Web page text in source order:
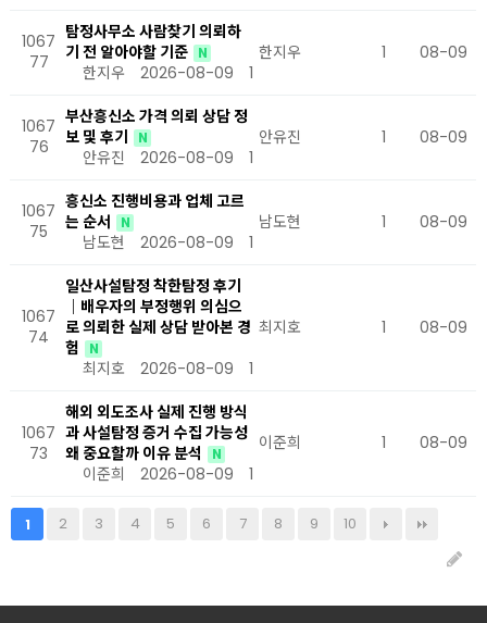
1067
77
탐정사무소 사람찾기 의뢰하
기 전 알아야할 기준
N
한지우 2026-08-09 1
한지우 1 08-09
1067
76
부산흥신소 가격 의뢰 상담 정
보 및 후기
N
안유진 2026-08-09 1
안유진 1 08-09
1067
75
흥신소 진행비용과 업체 고르
는 순서
N
남도현 2026-08-09 1
남도현 1 08-09
1067
74
일산사설탐정 착한탐정 후기
｜배우자의 부정행위 의심으
로 의뢰한 실제 상담 받아본 경
험
N
최지호 2026-08-09 1
최지호 1 08-09
1067
73
해외 외도조사 실제 진행 방식
과 사설탐정 증거 수집 가능성
왜 중요할까 이유 분석
N
이준희 2026-08-09 1
이준희 1 08-09
1 2 3 4 5 6 7 8 9 10